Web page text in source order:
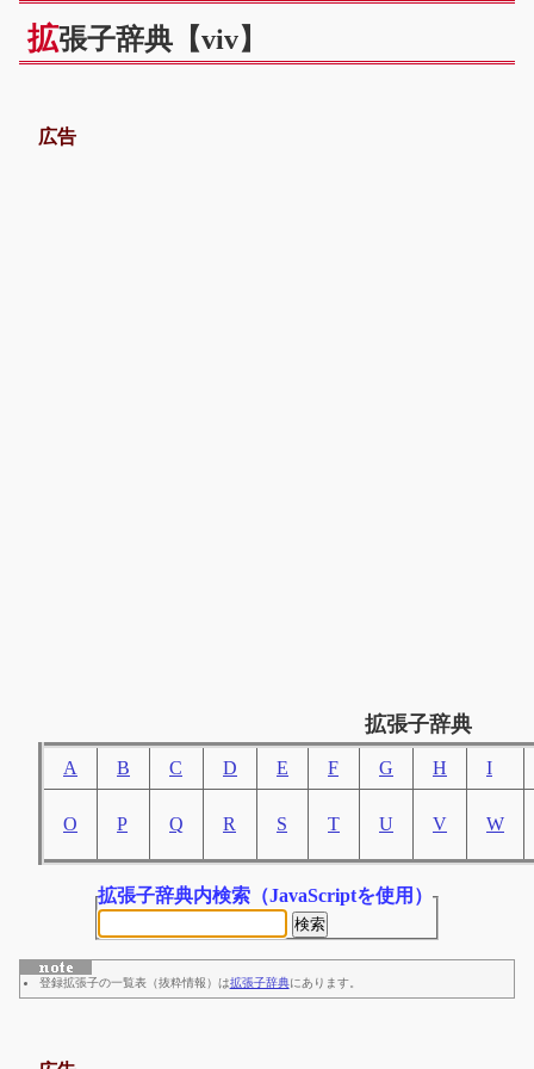
拡張子辞典【viv】
広告
拡張子辞典
A B C D E F G H I
O P Q R S T U V W
拡張子辞典内検索 （JavaScriptを使用）
登録拡張子の一覧表（抜粋情報）は拡張子辞典にあります。